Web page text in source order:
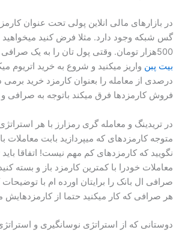
در بازارهای مالی انلاین پولی تحت عنوان
گس شبکه وجود دارد. مثلا فرض کنید میخواهید
500هزار تومان. وقتی پول تان را به یک صرافی معتبر ایرانی مثل
بیت پبن واریز میکنید و شروع به خرید اتریوم
درصدی از معامله را بعنوان کارمزد خرید برمی
فروش کارمزدها فرق میکند باتوجه به صرافی و
در تریدینگ و معامله گری رمزارز با هر
متوجه کارمزدهای که میپردازید بابت معاملات
نگویید که کارمزدهای کم مهم نیست! اتفاقا باید
معاملات خودرا با کمترین کارمزد باز و بسته
صرافی ال بانک را برایتان اورده ام با توضیحات
هر صرافی که کار میکنید حتما از
دوستانی که از استراتژی نوسانگیری و